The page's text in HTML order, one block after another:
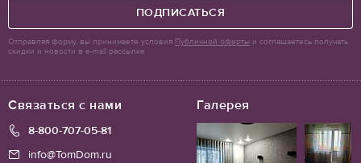
Галерея
Связаться с нами
8-800-707-05-81
info@TomDom.ru
ПОДПИСАТЬСЯ
Отправляя форму, вы принимаете условия Публичной оферты и соглашаетесь получать
скидки и новости в e-mail рассылке